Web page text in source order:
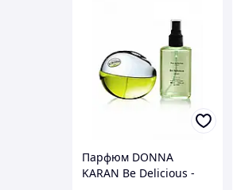
Парфюм DONNA
KARAN Be Delicious -